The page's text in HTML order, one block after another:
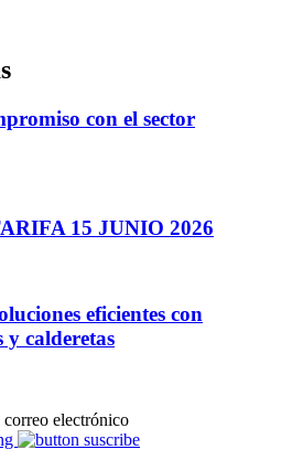
con el sector
15 JUNIO 2026
eficientes con
y calderetas
correo electrónico